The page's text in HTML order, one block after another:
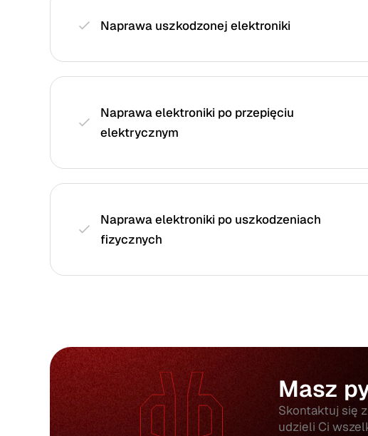
Naprawa uszkodzonej elektroniki
Naprawa elektroniki po przepięciu
elektrycznym
Naprawa elektroniki po uszkodzeniach
fizycznych
Masz
Skontaktuj się
udzieli Ci